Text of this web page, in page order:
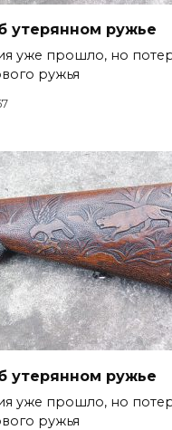
утерянном ружье
уже прошло, но
ружья
утерянном ружье
уже прошло, но
ружья